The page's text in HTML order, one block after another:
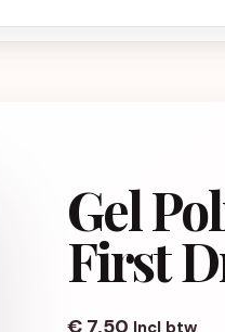
Gel
First
€7,50 Incl btw